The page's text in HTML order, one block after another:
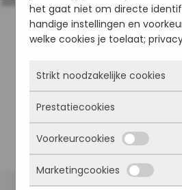
het gaat niet om directe
handige instellingen en
welke cookies je toelaat;
Strikt noodzakelijke cookies
Deze cookies zorgen ervoor
überhaupt werkt. Ze zijn
kunnen niet worden uitgezet.
ze alleen geplaatst als jij iets
inloggen, een formulier
Prestatiecookies
Met deze cookies zien we
bezocht wordt, waar
komen en welke pagina’s
Voorkeurcookies
Deze cookies onthouden
Marketingcookies